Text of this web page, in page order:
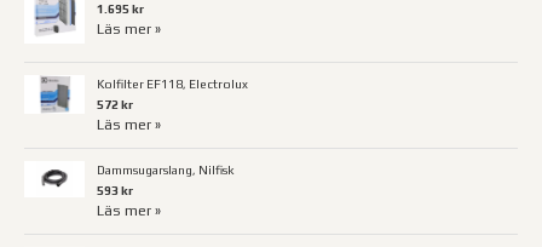
1.695 kr
Läs mer »
Kolfilter EF118, Electrolux
572 kr
Läs mer »
Dammsugarslang, Nilfisk
593 kr
Läs mer »